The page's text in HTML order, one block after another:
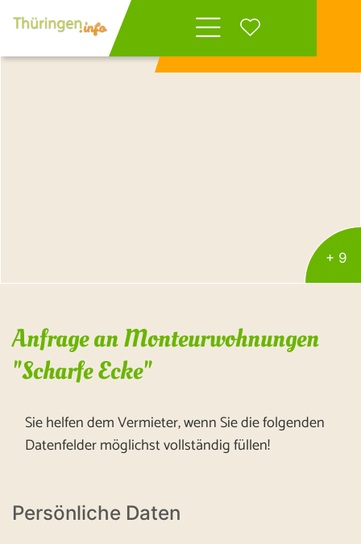
Wonach suchen
+ 9
Anfrage an Monteurwohnungen
"Scharfe Ecke"
Sie helfen dem Vermieter, wenn Sie die folgenden
Datenfelder möglichst vollständig füllen!
Persönliche Daten